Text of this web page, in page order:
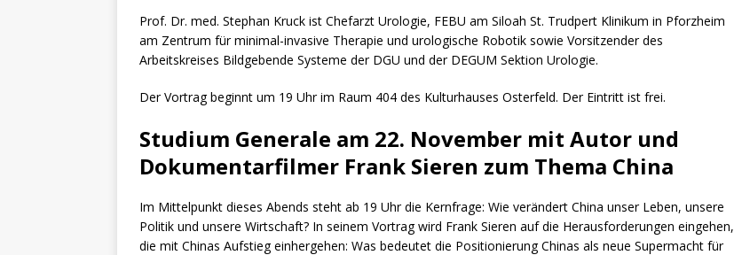
Prof. Dr. med. Stephan Kruck ist Chefarzt Urologie, FEBU am Siloah St. Trudpert Klinikum in Pforzheim
am Zentrum für minimal-invasive Therapie und urologische Robotik sowie Vorsitzender des
Arbeitskreises Bildgebende Systeme der DGU und der DEGUM Sektion Urologie.
Der Vortrag beginnt um 19 Uhr im Raum 404 des Kulturhauses Osterfeld. Der Eintritt ist frei.
Studium Generale am 22. November mit Autor und
Dokumentarfilmer Frank Sieren zum Thema China
Im Mittelpunkt dieses Abends steht ab 19 Uhr die Kernfrage: Wie verändert China unser Leben, unsere
Politik und unsere Wirtschaft? In seinem Vortrag wird Frank Sieren auf die Herausforderungen eingehen,
die mit Chinas Aufstieg einhergehen: Was bedeutet die Positionierung Chinas als neue Supermacht für